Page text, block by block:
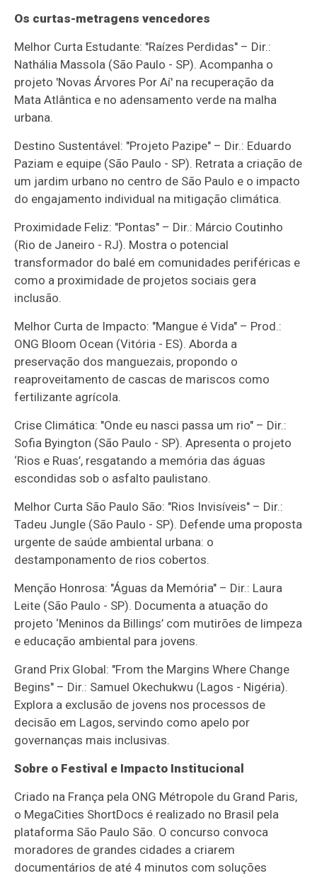
Os curtas-metragens vencedores
Melhor Curta Estudante: "Raízes Perdidas" – Dir.:
Nathália Massola (São Paulo - SP). Acompanha o
projeto 'Novas Árvores Por Aí' na recuperação da
Mata Atlântica e no adensamento verde na malha
urbana.
Destino Sustentável: "Projeto Pazipe" – Dir.: Eduardo
Paziam e equipe (São Paulo - SP). Retrata a criação de
um jardim urbano no centro de São Paulo e o impacto
do engajamento individual na mitigação climática.
Proximidade Feliz: "Pontas" – Dir.: Márcio Coutinho
(Rio de Janeiro - RJ). Mostra o potencial
transformador do balé em comunidades periféricas e
como a proximidade de projetos sociais gera
inclusão.
Melhor Curta de Impacto: "Mangue é Vida" – Prod.:
ONG Bloom Ocean (Vitória - ES). Aborda a
preservação dos manguezais, propondo o
reaproveitamento de cascas de mariscos como
fertilizante agrícola.
Crise Climática: "Onde eu nasci passa um rio" – Dir.:
Sofia Byington (São Paulo - SP). Apresenta o projeto
‘Rios e Ruas’, resgatando a memória das águas
escondidas sob o asfalto paulistano.
Melhor Curta São Paulo São: "Rios Invisíveis" – Dir.:
Tadeu Jungle (São Paulo - SP). Defende uma proposta
urgente de saúde ambiental urbana: o
destamponamento de rios cobertos.
Menção Honrosa: "Águas da Memória" – Dir.: Laura
Leite (São Paulo - SP). Documenta a atuação do
projeto ‘Meninos da Billings’ com mutirões de limpeza
e educação ambiental para jovens.
Grand Prix Global: "From the Margins Where Change
Begins" – Dir.: Samuel Okechukwu (Lagos - Nigéria).
Explora a exclusão de jovens nos processos de
decisão em Lagos, servindo como apelo por
governanças mais inclusivas.
Sobre o Festival e Impacto Institucional
Criado na França pela ONG Métropole du Grand Paris,
o MegaCities ShortDocs é realizado no Brasil pela
plataforma São Paulo São. O concurso convoca
moradores de grandes cidades a criarem
documentários de até 4 minutos com soluções